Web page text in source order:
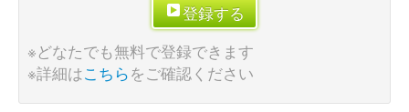
登録する
※どなたでも無料で登録できます
※詳細はこちらをご確認ください